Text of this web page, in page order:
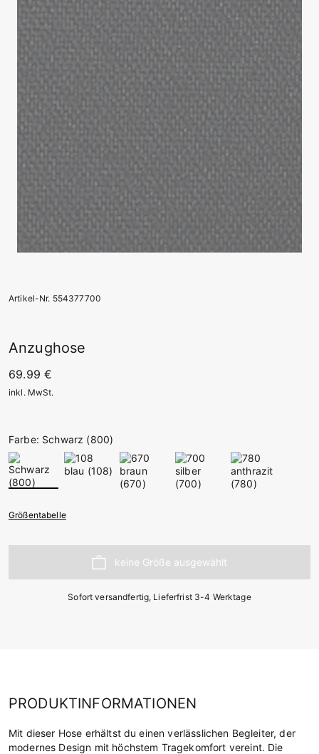
Artikel-Nr. 554377700
Anzughose
69.99 €
inkl. MwSt.
Farbe: Schwarz (800)
Größentabelle
Sofort versandfertig, Lieferfrist 3-4 Werktage
PRODUKTINFORMATIONEN
Mit dieser Hose erhältst du einen verlässlichen Begleiter, der
modernes Design mit höchstem Tragekomfort vereint. Die